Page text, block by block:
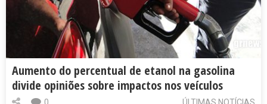
Aumento do percentual de etanol na gasolina
divide opiniões sobre impactos nos veículos